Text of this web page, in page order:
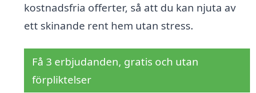
kostnadsfria offerter, så att du kan njuta av
ett skinande rent hem utan stress.
Få 3 erbjudanden, gratis och utan
förpliktelser